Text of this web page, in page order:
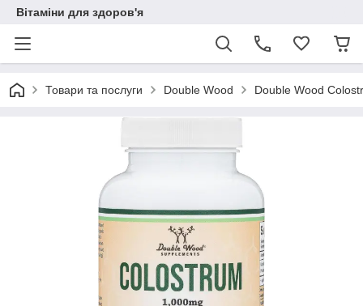
Вітаміни для здоров'я
Товари та послуги Double Wood Double Wood